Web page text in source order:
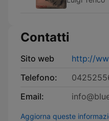
Contatti
Sito web
http://
Telefono:
Email:
Aggiorna queste